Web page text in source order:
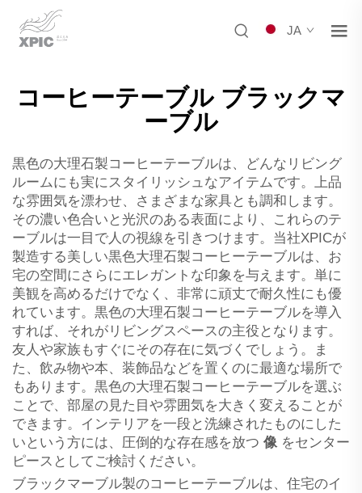
JA
コーヒーテーブル ブラックマ
ーブル
黒色の大理石製コーヒーテーブルは、どんなリビング
ルームにも実にスタイリッシュなアイテムです。上品
な雰囲気を漂わせ、さまざまな家具とも調和します。
その濃い色合いと光沢のある表面により、これらのテ
ーブルは一目で人の視線を引きつけます。当社XPICが
製造する美しい黒色大理石製コーヒーテーブルは、お
宅の空間にさらにエレガントな印象を与えます。単に
美観を高めるだけでなく、非常に頑丈で耐久性にも優
れています。黒色の大理石製コーヒーテーブルを導入
すれば、それがリビングスペースの主役となります。
友人や家族もすぐにその存在に気づくでしょう。ま
た、飲み物や本、装飾品などを置くのに最適な場所で
もあります。黒色の大理石製コーヒーテーブルを選ぶ
ことで、部屋の見た目や雰囲気を大きく変えることが
できます。インテリアを一段と洗練されたものにした
いという方には、圧倒的な存在感を放つ 像 をセンター
ピースとしてご検討ください。
ブラックマーブル製のコーヒーテーブルは、住宅のイ